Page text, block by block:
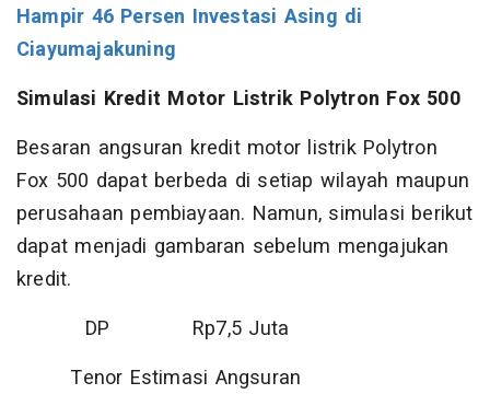
Hampir 46 Persen Investasi Asing di
Ciayumajakuning
Simulasi Kredit Motor Listrik Polytron Fox 500
Besaran angsuran kredit motor listrik Polytron
Fox 500 dapat berbeda di setiap wilayah maupun
perusahaan pembiayaan. Namun, simulasi berikut
dapat menjadi gambaran sebelum mengajukan
kredit.
DP Rp7,5 Juta
Tenor Estimasi Angsuran